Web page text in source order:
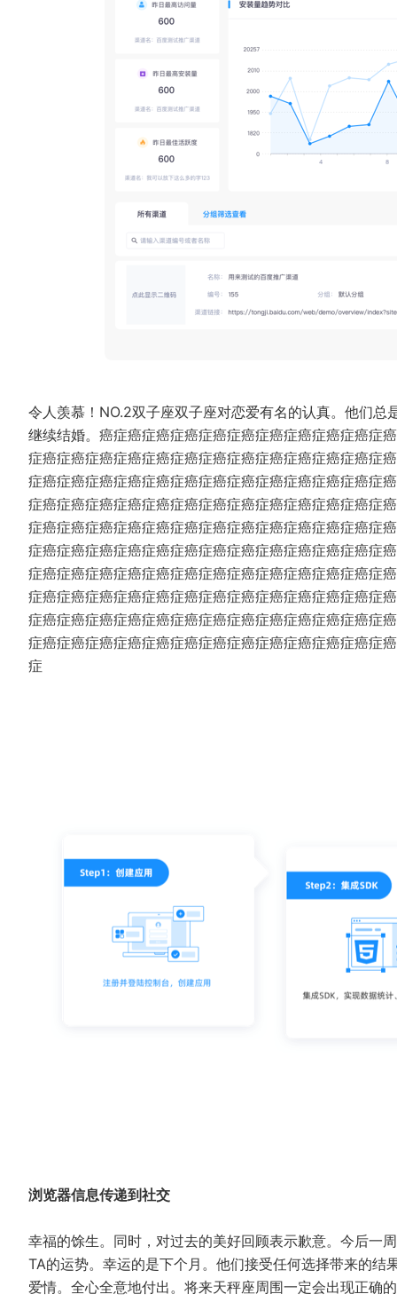
令人羡慕！NO.2双子座双子座对恋爱有名的认真。他们
继续结婚。癌症癌症癌症癌症癌症癌症癌症癌症癌症癌症
症癌症癌症癌症癌症癌症癌症癌症癌症癌症癌症癌症癌症
症癌症癌症癌症癌症癌症癌症癌症癌症癌症癌症癌症癌症
症癌症癌症癌症癌症癌症癌症癌症癌症癌症癌症癌症癌症
症癌症癌症癌症癌症癌症癌症癌症癌症癌症癌症癌症癌症
症癌症癌症癌症癌症癌症癌症癌症癌症癌症癌症癌症癌症
症癌症癌症癌症癌症癌症癌症癌症癌症癌症癌症癌症癌症
症癌症癌症癌症癌症癌症癌症癌症癌症癌症癌症癌症癌症
症癌症癌症癌症癌症癌症癌症癌症癌症癌症癌症癌症癌症
症癌症癌症癌症癌症癌症癌症癌症癌症癌症癌症癌症癌症
症
浏览器信息传递到社交
幸福的馀生。同时，对过去的美好回顾表示歉意。今后一
TA的运势。幸运的是下个月。他们接受任何选择带来的
爱情。全心全意地付出。将来天秤座周围一定会出现正确